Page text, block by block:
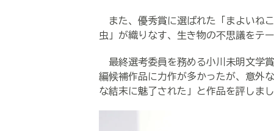
また、優秀賞に選ばれた「まよいね
虫」が織りなす、生き物の不思議をテ
最終選考委員を務める小川未明文学
編候補作品に力作が多かったが、意外
な結末に魅了された」と作品を評しまし